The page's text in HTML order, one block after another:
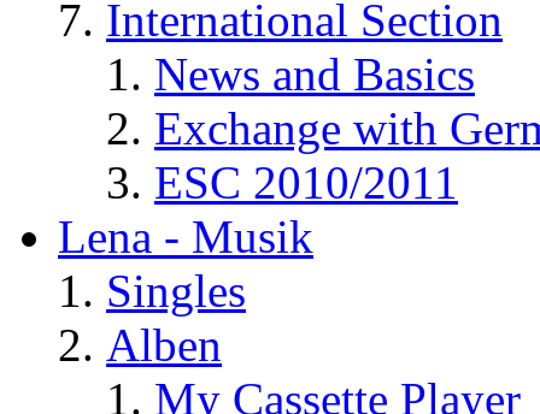
International Section
News and Basics
Exchange with
ESC 2010/2011
Lena - Musik
Singles
Alben
My Cassette Player